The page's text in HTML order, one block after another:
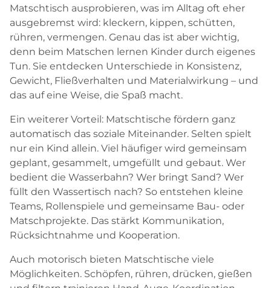
Matschtisch ausprobieren, was im Alltag oft eher
ausgebremst wird: kleckern, kippen, schütten,
rühren, vermengen. Genau das ist aber wichtig,
denn beim Matschen lernen Kinder durch eigenes
Tun. Sie entdecken Unterschiede in Konsistenz,
Gewicht, Fließverhalten und Materialwirkung – und
das auf eine Weise, die Spaß macht.
Ein weiterer Vorteil: Matschtische fördern ganz
automatisch das soziale Miteinander. Selten spielt
nur ein Kind allein. Viel häufiger wird gemeinsam
geplant, gesammelt, umgefüllt und gebaut. Wer
bedient die Wasserbahn? Wer bringt Sand? Wer
füllt den Wassertisch nach? So entstehen kleine
Teams, Rollenspiele und gemeinsame Bau- oder
Matschprojekte. Das stärkt Kommunikation,
Rücksichtnahme und Kooperation.
Auch motorisch bieten Matschtische viele
Möglichkeiten. Schöpfen, rühren, drücken, gießen